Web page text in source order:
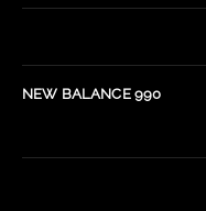
NEW BALANCE 990